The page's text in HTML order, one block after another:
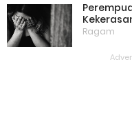
Bercerita,
Ragam